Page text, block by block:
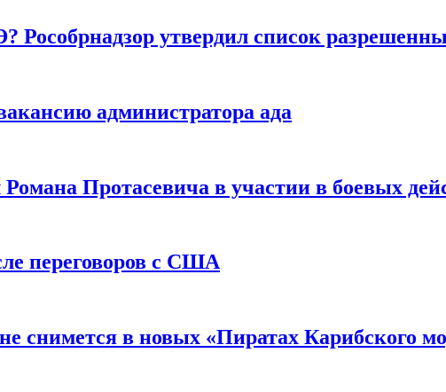
Рособрнадзор утвердил список
администратора ада
Протасевича в участии в боевых
переговоров с США
снимется в новых «Пиратах Карибского